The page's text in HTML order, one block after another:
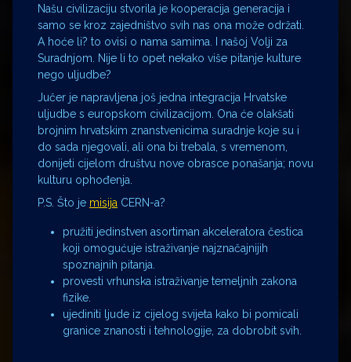
Našu civilizaciju stvorila je kooperacija generacija i
samo se kroz zajedništvo svih nas ona može održati.
A hoće li? to ovisi o nama samima. I našoj Volji za
Suradnjom. Nije li to opet nekako više pitanje kulture
nego uljudbe?
Jučer je napravljena još jedna integracija Hrvatske
uljudbe s europskom civilizacijom. Ona će olakšati
brojnim hrvatskim znanstvenicima suradnje koje su i
do sada njegovali, ali ona bi trebala, s vremenom,
donijeti cijelom društvu nove obrasce ponašanja; novu
kulturu ophođenja.
P.S. Što je misija CERN-a?
pružiti jedinstven asortiman akceleratora čestica
koji omogućuje istraživanje najznačajnijih
spoznajnih pitanja.
provesti vrhunska istraživanje temeljnih zakona
fizike.
ujediniti ljude iz cijelog svijeta kako bi pomicali
granice znanosti i tehnologije, za dobrobit svih.